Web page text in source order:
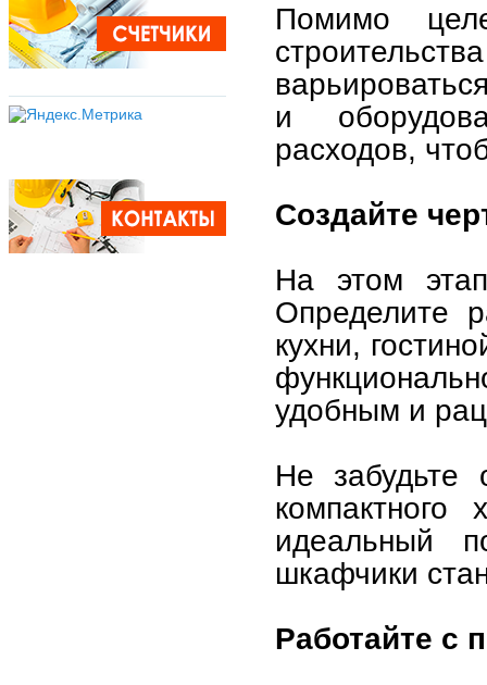
Помимо
и
расходов,
Создайте
На этом
Определите
кухни,
удобным и
Не забудьте
идеальный
шкафчики
Работайте с